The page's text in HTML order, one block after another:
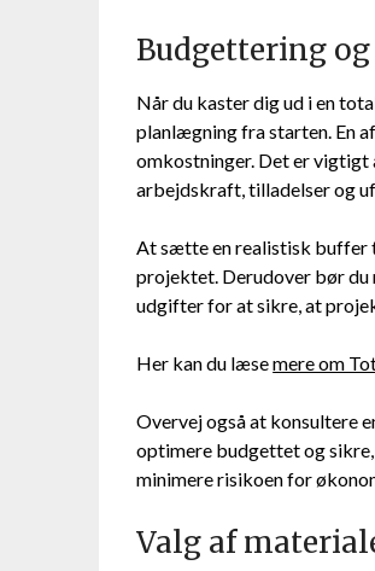
Budgettering
Når du kaster dig ud i en
planlægning fra starten. En
omkostninger. Det er vigtigt
arbejdskraft, tilladelser og
At sætte en realistisk buffer
projektet. Derudover bør
udgifter for at sikre, at
Her kan du læsemere om
Overvej også at konsultere
optimere budgettet og sikre,
minimere risikoen for
Valg af